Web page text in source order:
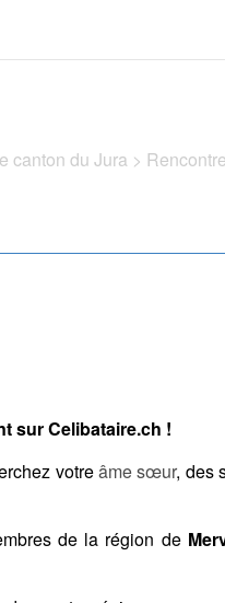
canton du Jura >
sur Celibataire.ch !
votreâme sœur, des
de la région de